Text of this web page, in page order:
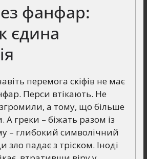
фанфар:
єдина
перемога скіфів не має
Перси втікають. Не
а тому, що більше
греки – біжать разом із
– глибокий символічний
зло падає з тріском. Іноді